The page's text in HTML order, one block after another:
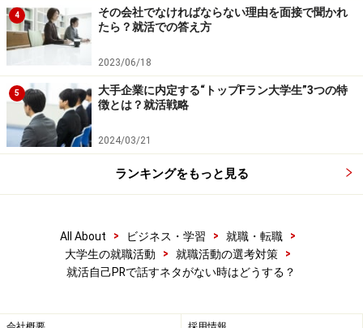
自分の生活や学生時代の出来事を、真っ白な大きな紙に
どんどん書き出してみる。単語だけでもいい。そんなこ
と、あんなこと、思いつくままに。そして「本音とな
ぜ」を考えてみれば、その中にあなた自身の考え方を等
身大で伝える立派な自己PRが必ずあるはずだ。
自己PRとは経験や出来事ではなく、考え方や思いを伝え
ること。材料は「あなたにとって普通のこと」…それで
4
その会社でなければならない理由を面接で聞かれ
たら？就活での答え方
2023/06/18
5
大手企業に内定する“トップFラン大学生”3つの特
徴とは？就活戦略
2024/03/21
ランキングをもっと見る
All About > ビジネス・学習 > 就職・転職
>
大学生の就職活動
> 就職活動の選考対策
>
就活自己PRで話すネタがない時はどうする？